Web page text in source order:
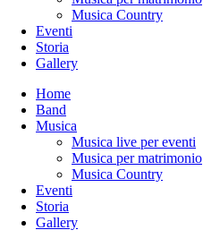
Musica Country
Eventi
Storia
Gallery
Home
Band
Musica
Musica live per eventi
Musica per matrimonio
Musica Country
Eventi
Storia
Gallery